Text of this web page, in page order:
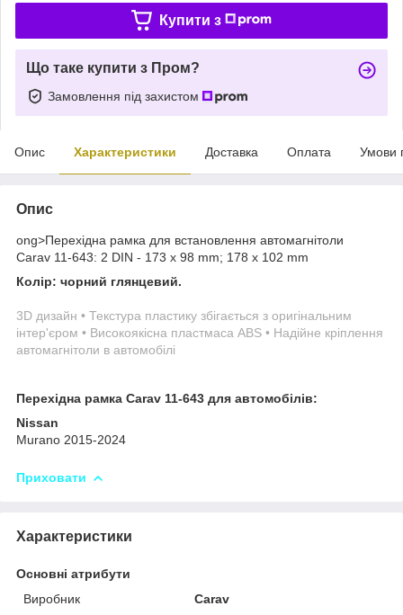
Купити з
Що таке купити з Пром?
Замовлення під захистом
Опис Характеристики Доставка Оплата Умови
Опис
ong>Перехідна рамка для встановлення автомагнітоли
Carav 11-643: 2 DIN - 173 x 98 mm; 178 x 102 mm
Колір: чорний глянцевий.
3D дизайн • Текстура пластику збігається з оригінальним
інтер'єром • Високоякісна пластмаса ABS • Надійне кріплення
автомагнітоли в автомобілі
Перехідна рамка Carav 11-643 для автомобілів:
Nissan
Murano 2015-2024
Приховати
Характеристики
Основні атрибути
Виробник
Carav